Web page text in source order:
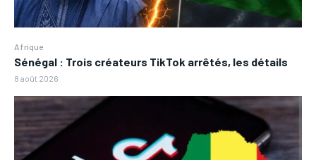
Afrique
Sénégal : Trois créateurs TikTok arrêtés, les détails
8 août 2026